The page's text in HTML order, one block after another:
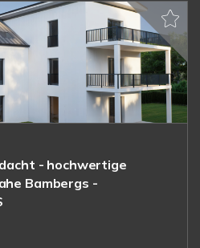
- hochwertige
Bambergs -